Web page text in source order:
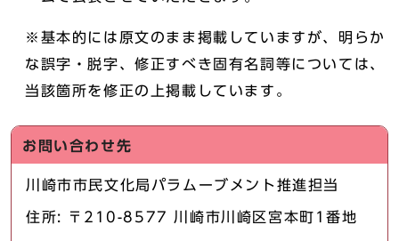
※基本的には原文のまま掲載していますが、明らか
な誤字・脱字、修正すべき固有名詞等については、
当該箇所を修正の上掲載しています。
お問い合わせ先
川崎市市民文化局パラムーブメント推進担当
住所: 〒210-8577 川崎市川崎区宮本町1番地